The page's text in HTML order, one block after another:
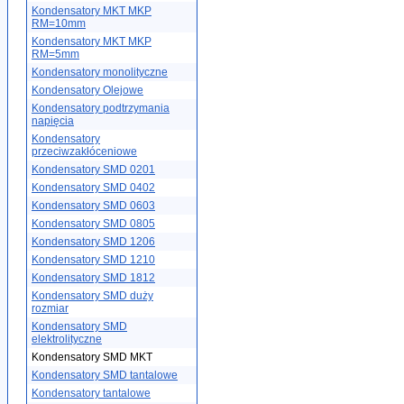
Kondensatory MKT MKP
RM=10mm
Kondensatory MKT MKP
RM=5mm
Kondensatory monolityczne
Kondensatory Olejowe
Kondensatory podtrzymania
napięcia
Kondensatory
przeciwzakłóceniowe
Kondensatory SMD 0201
Kondensatory SMD 0402
Kondensatory SMD 0603
Kondensatory SMD 0805
Kondensatory SMD 1206
Kondensatory SMD 1210
Kondensatory SMD 1812
Kondensatory SMD duży
rozmiar
Kondensatory SMD
elektrolityczne
Kondensatory SMD MKT
Kondensatory SMD tantalowe
Kondensatory tantalowe